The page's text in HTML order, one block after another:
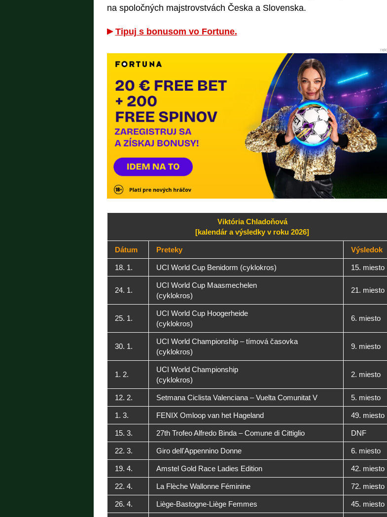
na spoločných majstrovstvách Česka a Slovenska.
Tipuj s bonusom vo Fortune.
Viktória Chladoňová
[kalendár a výsledky v roku 2026]
Dátum Preteky Výsledok
18. 1. UCI World Cup Benidorm (cyklokros) 15. miesto
24. 1.
UCI World Cup Maasmechelen
(cyklokros)
21. miesto
25. 1.
UCI World Cup Hoogerheide
(cyklokros)
6. miesto
30. 1.
UCI World Championship – tímová časovka
(cyklokros)
9. miesto
1. 2.
UCI World Championship
(cyklokros)
2. miesto
12. 2. Setmana Ciclista Valenciana – Vuelta Comunitat V 5. miesto
1. 3. FENIX Omloop van het Hageland 49. miesto
15. 3. 27th Trofeo Alfredo Binda – Comune di Cittiglio DNF
22. 3. Giro dell'Appennino Donne 6. miesto
19. 4. Amstel Gold Race Ladies Edition 42. miesto
22. 4. La Flèche Wallonne Féminine 72. miesto
26. 4. Liège-Bastogne-Liège Femmes 45. miesto